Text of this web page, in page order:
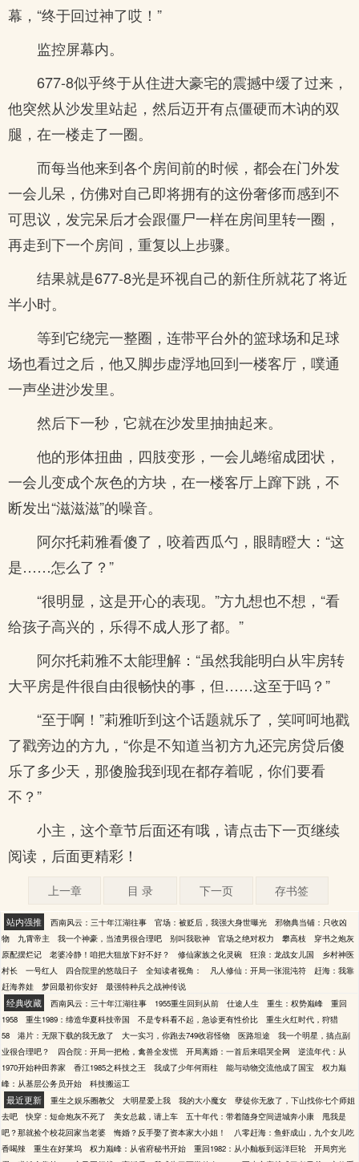
幕，“终于回过神了哎！”
监控屏幕内。
677-8似乎终于从住进大豪宅的震撼中缓了过来，
他突然从沙发里站起，然后迈开有点僵硬而木讷的双
腿，在一楼走了一圈。
而每当他来到各个房间前的时候，都会在门外发
一会儿呆，仿佛对自己即将拥有的这份奢侈而感到不
可思议，发完呆后才会跟僵尸一样在房间里转一圈，
再走到下一个房间，重复以上步骤。
结果就是677-8光是环视自己的新住所就花了将近
半小时。
等到它绕完一整圈，连带平台外的篮球场和足球
场也看过之后，他又脚步虚浮地回到一楼客厅，噗通
一声坐进沙发里。
然后下一秒，它就在沙发里抽抽起来。
他的形体扭曲，四肢变形，一会儿蜷缩成团状，
一会儿变成个灰色的方块，在一楼客厅上蹿下跳，不
断发出“滋滋滋”的噪音。
阿尔托莉雅看傻了，咬着西瓜勺，眼睛瞪大：“这
是……怎么了？”
“很明显，这是开心的表现。”方九想也不想，“看
给孩子高兴的，乐得不成人形了都。”
阿尔托莉雅不太能理解：“虽然我能明白从牢房转
大平房是件很自由很畅快的事，但……这至于吗？”
“至于啊！”莉雅听到这个话题就乐了，笑呵呵地戳
了戳旁边的方九，“你是不知道当初方九还完房贷后傻
乐了多少天，那傻脸我到现在都存着呢，你们要看
不？”
小主，这个章节后面还有哦，请点击下一页继续
阅读，后面更精彩！
上一章 目 录 下一页 存书签
站内强推 西南风云：三十年江湖往事 官场：被贬后，我强大身世曝光
邪物典当铺：只收凶
物
九霄帝主 我一个神豪，当渣男很合理吧 别叫我歌神 官场之绝对权力 攀高枝
穿书之炮灰
原配摆烂记
老婆冷静！咱把大狙放下好不好？ 修仙家族之化灵碗 狂浪：龙战女儿国
乡村神医
村长
一号红人 四合院里的悠哉日子 全知读者视角： 凡人修仙：开局一张混沌符
赶海：我靠
赶海养娃
梦回最初你安好 最强特种兵之战神传说
经典收藏 西南风云：三十年江湖往事 1955重生回到从前 仕途人生 重生：权势巅峰
重回
1958
重生1989：缔造华夏科技帝国 不是专科看不起，急诊更有性价比
重生火红时代，狩猎
58
港片：无限下载的我无敌了 大一实习，你跑去749收容怪物 医路坦途
我一个明星，搞点副
业很合理吧？
四合院：开局一把枪，禽兽全发慌 开局离婚：一首后来唱哭全网
逆流年代：从
1970开始种田养家
香江1985之科技之王 我成了少年何雨柱 能与动物交流他成了国宝
权力巅
峰：从基层公务员开始
科技搬运工
最近更新 重生之娱乐圈教父 大明星爱上我 我的大小魔女
孽徒你无敌了，下山找你七个师姐
去吧
快穿：短命炮灰不死了 美女总裁，请上车 五十年代：带着随身空间进城奔小康
甩我是
吧？那就捡个校花回家当老婆
悔婚？反手娶了资本家大小姐！
八零赶海：鱼虾成山，九个女儿吃
香喝辣
重生在好莱坞 权力巅峰：从省府秘书开始 重回1982：从小舢板到远洋巨轮
开局穷光